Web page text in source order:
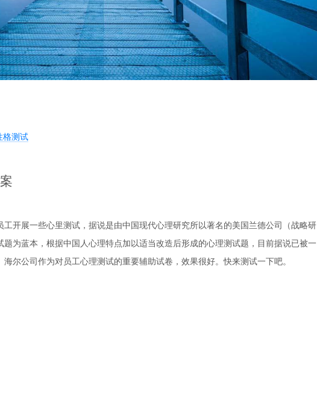
格测试
工开展一些心里测试，据说是由中国现代心理研究所以著名的美国兰德公司（战略研
题为蓝本，根据中国人心理特点加以适当改造后形成的心理测试题，目前据说已被一
尔公司作为对员工心理测试的重要辅助试卷，效果很好。快来测试一下吧。